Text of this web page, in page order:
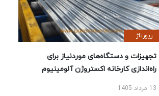
رپورتاژ
تجهیزات و دستگاه‌های موردنیاز برای
راه‌اندازی کارخانه اکستروژن آلومینیوم
13 مرداد 1405